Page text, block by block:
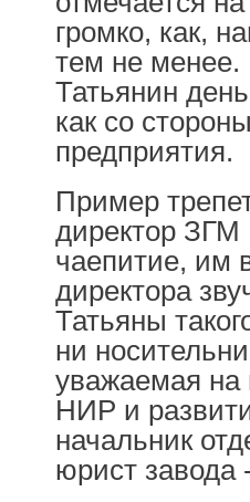
громко, как,
тем не менее.
Татьянин
как со
предприятия.
Пример
директор ЗГМ
чаепитие, им
директора
Татьяны
ни
уважаемая на
НИР и
начальник
юрист